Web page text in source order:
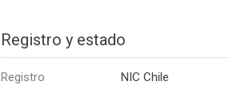
Registro y estado
Registro NIC Chile